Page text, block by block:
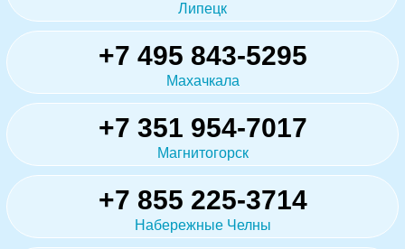
Липецк
+7 495 843-5295
Махачкала
+7 351 954-7017
Магнитогорск
+7 855 225-3714
Набережные Челны